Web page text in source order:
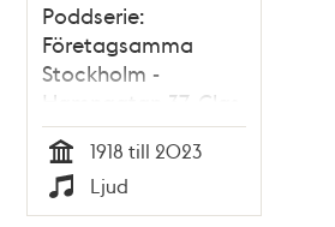
Poddserie:
Företagsamma
Stockholm -
Hamngatan 37, Clas
Ohlsons första butik
Tid
1918 till 2023
Typ
Ljud